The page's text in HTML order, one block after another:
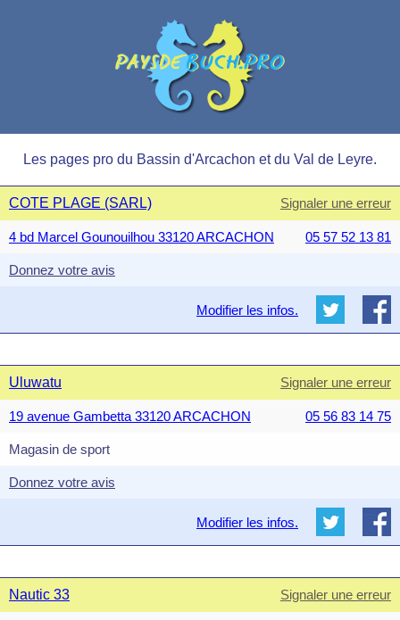
Les pages pro du Bassin d'Arcachon et du Val de Leyre.
COTE PLAGE (SARL) Signaler une erreur
4 bd Marcel Gounouilhou 33120 ARCACHON 05 57 52 13 81
Donnez votre avis
Modifier les infos.
Uluwatu Signaler une erreur
19 avenue Gambetta 33120 ARCACHON 05 56 83 14 75
Magasin de sport
Donnez votre avis
Modifier les infos.
Nautic 33 Signaler une erreur